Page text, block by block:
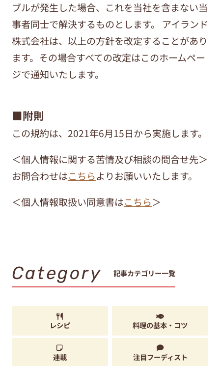
ブルが発生した場合、これを当社を含まない当
事者同士で解決するものとします。 アイランド
株式会社は、以上の方針を改定することがあり
ます。その場合すべての改定はこのホームペー
ジで通知いたします。
■附則
この規約は、2021年6月15日から実施します。
＜個人情報に関する苦情及び相談の問合せ先＞
お問合わせはこちらよりお願いいたします。
＜個人情報取扱い同意書はこちら＞
Category 記事カテゴリー一覧
レシピ 料理の基本・コツ
連載 注目フーディスト